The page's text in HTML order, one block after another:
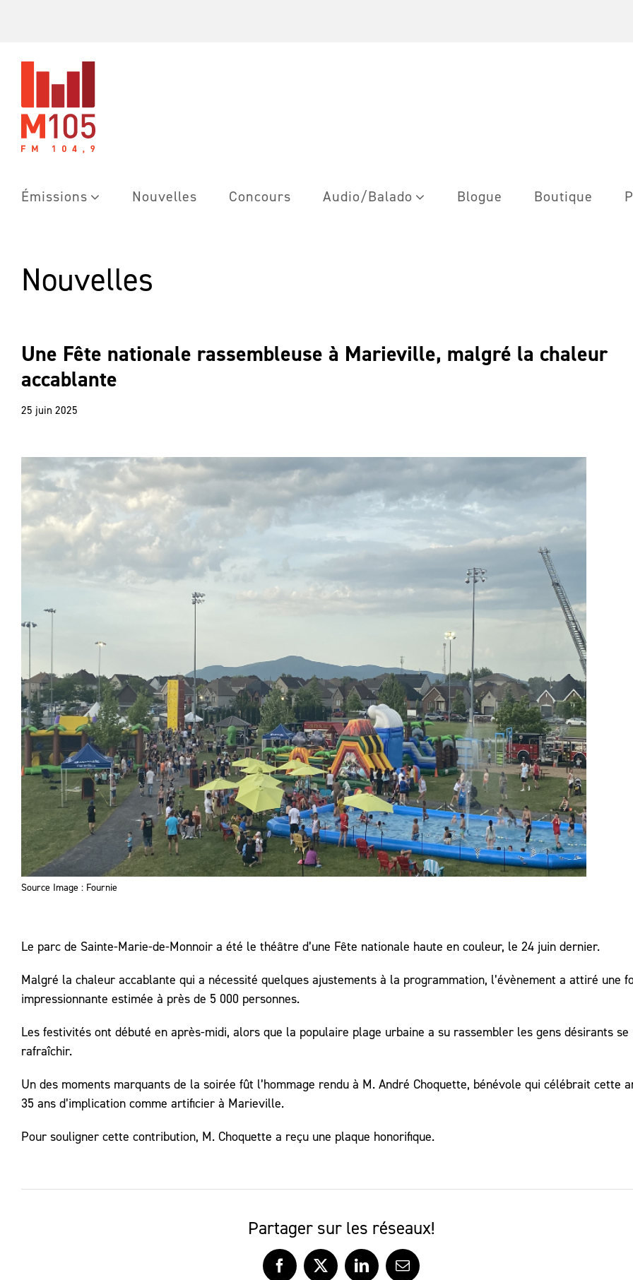
Émissions Nouvelles Concours Audio/Balado Blogue Boutique
Nouvelles
Une Fête nationale rassembleuse à Marieville, malgré la chaleur
accablante
25 juin 2025
Source Image : Fournie
Le parc de Sainte-Marie-de-Monnoir a été le théâtre d’une Fête nationale haute en couleur, le 24 juin dernier.
Malgré la chaleur accablante qui a nécessité quelques ajustements à la programmation, l’évènement a attiré une
impressionnante estimée à près de 5 000 personnes.
Les festivités ont débuté en après-midi, alors que la populaire plage urbaine a su rassembler les gens désirants se
rafraîchir.
Un des moments marquants de la soirée fût l’hommage rendu à M. André Choquette, bénévole qui célébrait cette
35 ans d’implication comme artificier à Marieville.
Pour souligner cette contribution, M. Choquette a reçu une plaque honorifique.
Partager sur les réseaux!
Facebook
X LinkedInCourriel